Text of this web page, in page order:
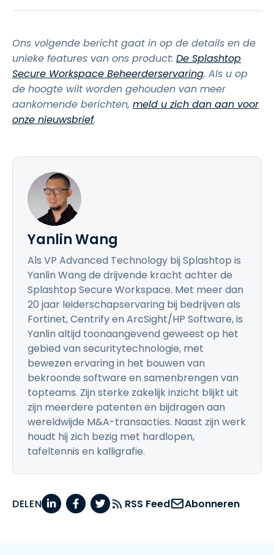
Ons volgende bericht gaat in op de details en de
unieke features van ons product: De Splashtop
Secure Workspace Beheerderservaring. Als u op
de hoogte wilt worden gehouden van meer
aankomende berichten, meld u zich dan aan voor
onze nieuwsbrief.
Yanlin Wang
Als VP Advanced Technology bij Splashtop is
Yanlin Wang de drijvende kracht achter de
Splashtop Secure Workspace. Met meer dan
20 jaar leiderschapservaring bij bedrijven als
Fortinet, Centrify en ArcSight/HP Software, is
Yanlin altijd toonaangevend geweest op het
gebied van securitytechnologie, met
bewezen ervaring in het bouwen van
bekroonde software en samenbrengen van
topteams. Zijn sterke zakelijk inzicht blijkt uit
zijn meerdere patenten en bijdragen aan
wereldwijde M&A-transacties. Naast zijn werk
houdt hij zich bezig met hardlopen,
tafeltennis en kalligrafie.
DELEN RSS Feed Abonneren